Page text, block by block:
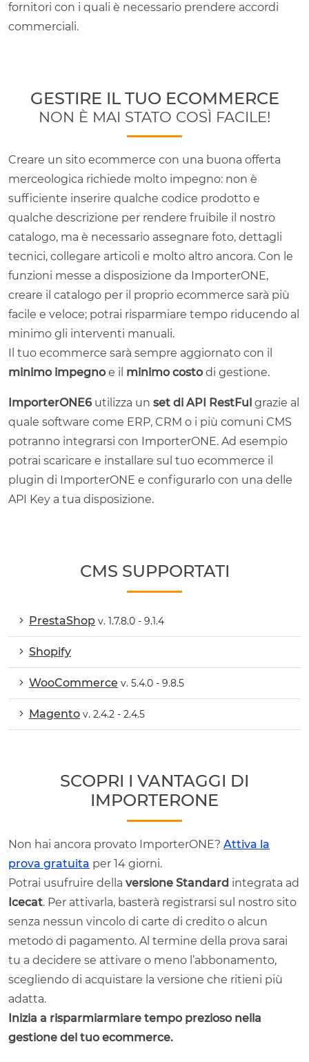
fornitori con i quali è necessario prendere accordi
commerciali.
GESTIRE IL TUO ECOMMERCE
NON È MAI STATO COSÌ FACILE!
Creare un sito ecommerce con una buona offerta
merceologica richiede molto impegno: non è
sufficiente inserire qualche codice prodotto e
qualche descrizione per rendere fruibile il nostro
catalogo, ma è necessario assegnare foto, dettagli
tecnici, collegare articoli e molto altro ancora. Con le
funzioni messe a disposizione da ImporterONE,
creare il catalogo per il proprio ecommerce sarà più
facile e veloce; potrai risparmiare tempo riducendo al
minimo gli interventi manuali.
Il tuo ecommerce sarà sempre aggiornato con il
minimo impegno e il minimo costo di gestione.
ImporterONE6 utilizza un set di API RestFul grazie al
quale software come ERP, CRM o i più comuni CMS
potranno integrarsi con ImporterONE. Ad esempio
potrai scaricare e installare sul tuo ecommerce il
plugin di ImporterONE e configurarlo con una delle
API Key a tua disposizione.
CMS SUPPORTATI
PrestaShop v. 1.7.8.0 - 9.1.4
Shopify
WooCommerce v. 5.4.0 - 9.8.5
Magento v. 2.4.2 - 2.4.5
SCOPRI I VANTAGGI DI
IMPORTERONE
Non hai ancora provato ImporterONE? Attiva la
prova gratuita per 14 giorni.
Potrai usufruire della versione Standard integrata ad
Icecat. Per attivarla, basterà registrarsi sul nostro sito
senza nessun vincolo di carte di credito o alcun
metodo di pagamento. Al termine della prova sarai
tu a decidere se attivare o meno l’abbonamento,
scegliendo di acquistare la versione che ritieni più
adatta.
Inizia a risparmiarmiare tempo prezioso nella
gestione del tuo ecommerce.